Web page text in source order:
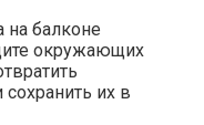
балконе
окружающих
их в